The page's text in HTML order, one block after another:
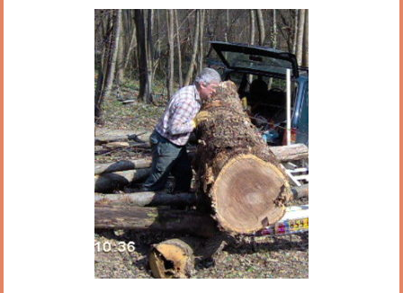
Prochains événements par catégories
Tous les évènements par dates
Agenda de la semaine (nouvel onglet)
Mentions légales
Flux RSS articles
Flux RSS événements
Rapports et documents